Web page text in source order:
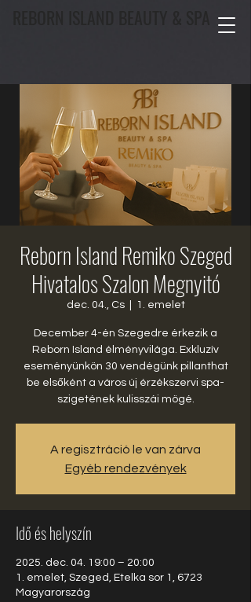
Reborn Island Remiko Szeged
Hivatalos Szalon Megnyitó
dec. 04., Cs
  |
1. emelet
December 4-én Szegedre érkezik a
Reborn Island élményvilága. Exkluzív
eseményünkön 30 vendégünk pillanthat
be elsőként a város új érzékszervi spa-
szigetének kulisszái mögé.
A regisztráció le van zárva
Egyéb rendezvények
Idő és helyszín
2025. dec. 04. 19:00 – 20:00
1. emelet, Szeged, Etelka sor 1, 6723
Magyarország